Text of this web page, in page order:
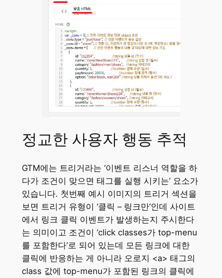
정교한 사용자 행동 추적
GTM에는 트리거라는 ‘이벤트 리스너 역할을 하
다가 조건이 맞으면 태그를 실행 시키는’ 요소가
있습니다. 첫번째 예시 이미지의 트리거 섹션을
보면 트리거 유형이 ‘클릭 – 링크만’인데 사이트
에서 링크 클릭 이벤트가 발생하는지 주시한다
는 의미이고 조건이 ‘click classes가 top-menu
를 포함한다’로 되어 있는데 모든 링크에 대한
클릭에 반응하는 게 아니라 오로지 <a> 태그의
class 값에 top-menu가 포함된 링크의 클릭에